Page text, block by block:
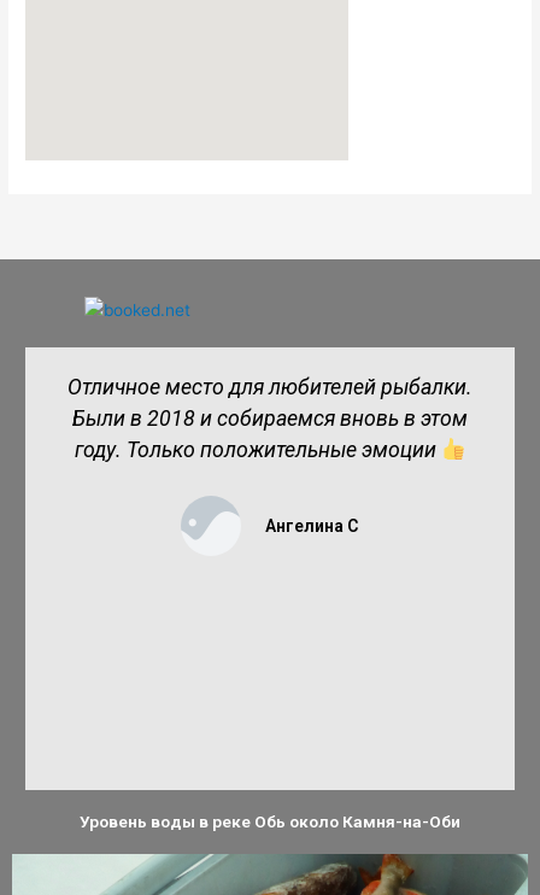
Отличное место для любителей рыбалки.
Были в 2018 и собираемся вновь в этом
году. Только положительные эмоции
Ангелина С
Уровень воды в реке Обь около Камня-на-Оби